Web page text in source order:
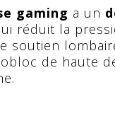
gaming a un
réduit la
soutien
de haute